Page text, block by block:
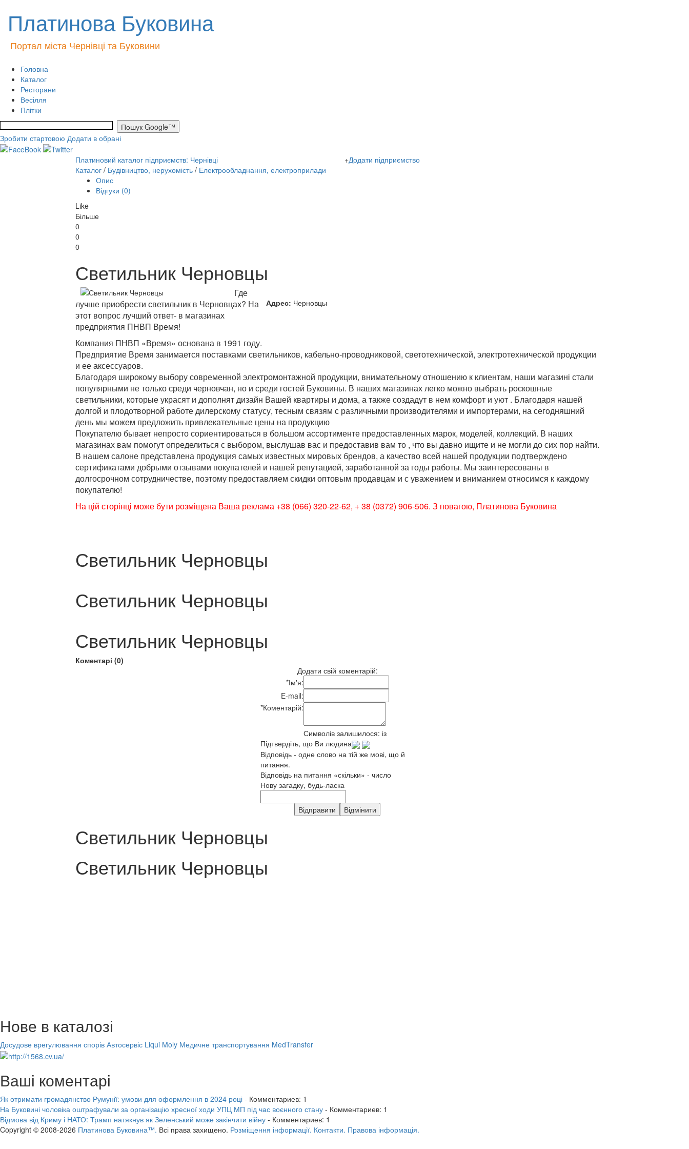
Платинова Буковина
Портал міста Чернівці та Буковини
Головна
Каталог
Ресторани
Весілля
Плітки
Зробити стартовою Додати в обрані
Платиновий каталог підприємств: Чернівці +Додати підприємство
Каталог / Будівництво, нерухомість / Електрообладнання, електроприлади
Опис
Відгуки (0)
Like
Більше
0
0
0
Светильник Черновцы
Адрес: Черновцы
Где
лучше приобрести светильник в Черновцах? На
этот вопрос лучший ответ- в магазинах
предприятия ПНВП Время!
Компания ПНВП «Время» основана в 1991 году.
Предприятие Время занимается поставками светильников, кабельно-проводниковой, светотехнической, электротехнической продукции
и ее аксессуаров.
Благодаря широкому выбору современной электромонтажной продукции, внимательному отношению к клиентам, наши магазині стали
популярными не только среди черновчан, но и среди гостей Буковины. В наших магазинах легко можно выбрать роскошные
светильники, которые украсят и дополнят дизайн Вашей квартиры и дома, а также создадут в нем комфорт и уют . Благодаря нашей
долгой и плодотворной работе дилерскому статусу, тесным связям с различными производителями и импортерами, на сегодняшний
день мы можем предложить привлекательные цены на продукцию
Покупателю бывает непросто сориентироваться в большом ассортименте предоставленных марок, моделей, коллекций. В наших
магазинах вам помогут определиться с выбором, выслушав вас и предоставив вам то , что вы давно ищите и не могли до сих пор найти.
В нашем салоне представлена продукция самых известных мировых брендов, а качество всей нашей продукции подтверждено
сертификатами добрыми отзывами покупателей и нашей репутацией, заработанной за годы работы. Мы заинтересованы в
долгосрочном сотрудничестве, поэтому предоставляем скидки оптовым продавцам и с уважением и вниманием относимся к каждому
покупателю!
На цій сторінці може бути розміщена Ваша реклама +38 (066) 320-22-62, + 38 (0372) 906-506. З повагою, Платинова Буковина
Светильник Черновцы
Светильник Черновцы
Светильник Черновцы
Коментарі (0)
Додати свій коментарій:
*Ім'я:
E-mail:
*Коментарій:
Символів залишилося: із
Підтвердіть, що Ви людина
Відповідь - одне слово на тій же мові, що й
питання.
Відповідь на питання «скільки» - число
Нову загадку, будь-ласка
Светильник Черновцы
Светильник Черновцы
Нове в каталозі
Досудове врегулювання спорів Автосервіс Liqui Moly Медичне транспортування MedTransfer
Ваші коментарі
Як отримати громадянство Румунії: умови для оформлення в 2024 році - Комментариев: 1
На Буковині чоловіка оштрафували за організацію хресної ходи УПЦ МП під час воєнного стану - Комментариев: 1
Відмова від Криму і НАТО: Трамп натякнув як Зеленський може закінчити війну - Комментариев: 1
Copyright © 2008-2026 Платинова Буковина™. Всі права захищено. Розміщення інформації. Контакти. Правова інформація.